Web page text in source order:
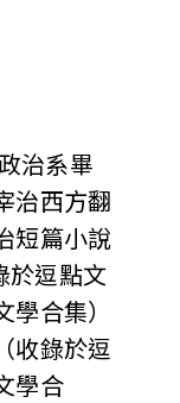
治系畢
治西方翻
短篇小說
於逗點文
合集）
收錄於逗
學合